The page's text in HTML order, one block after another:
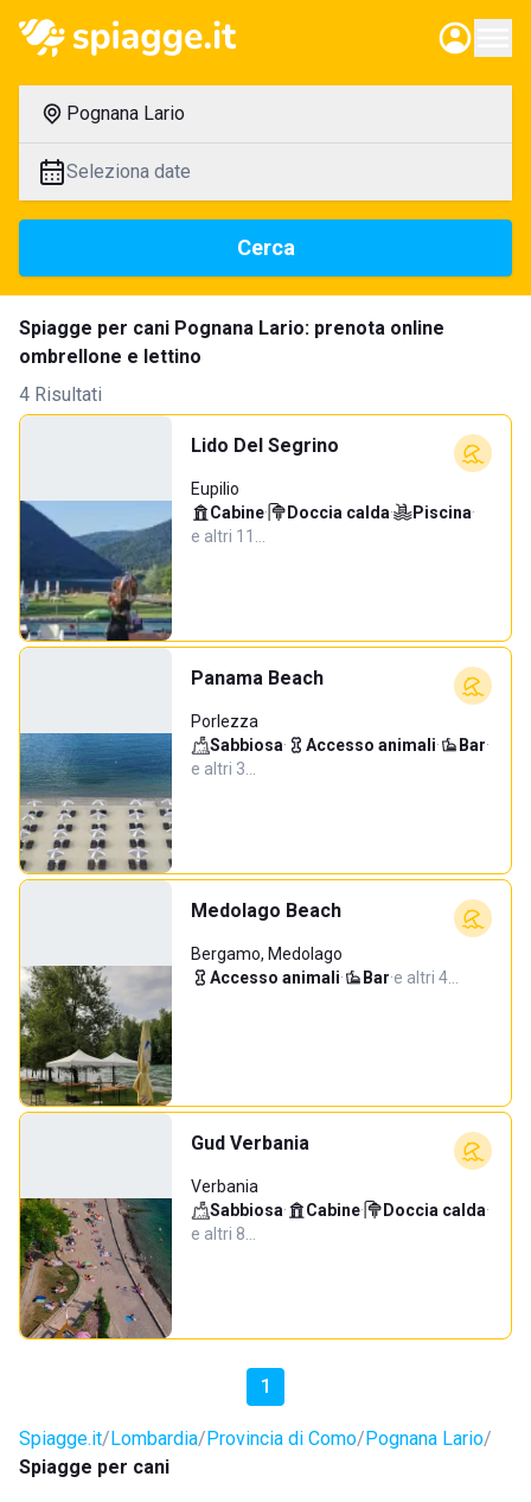
Pognana Lario
Seleziona date
Cerca
Spiagge per cani Pognana Lario: prenota online
ombrellone e lettino
4 Risultati
Lido Del Segrino
Eupilio
Cabine· Doccia calda· Piscina·
e altri 11…
Panama Beach
Porlezza
Sabbiosa· Accesso animali· Bar·
e altri 3…
Medolago Beach
Bergamo, Medolago
Accesso animali· Bar·e altri 4…
Gud Verbania
Verbania
Sabbiosa· Cabine· Doccia calda·
e altri 8…
1
Spiagge.it Lombardia Provincia di Como Pognana Lario
Spiagge per cani